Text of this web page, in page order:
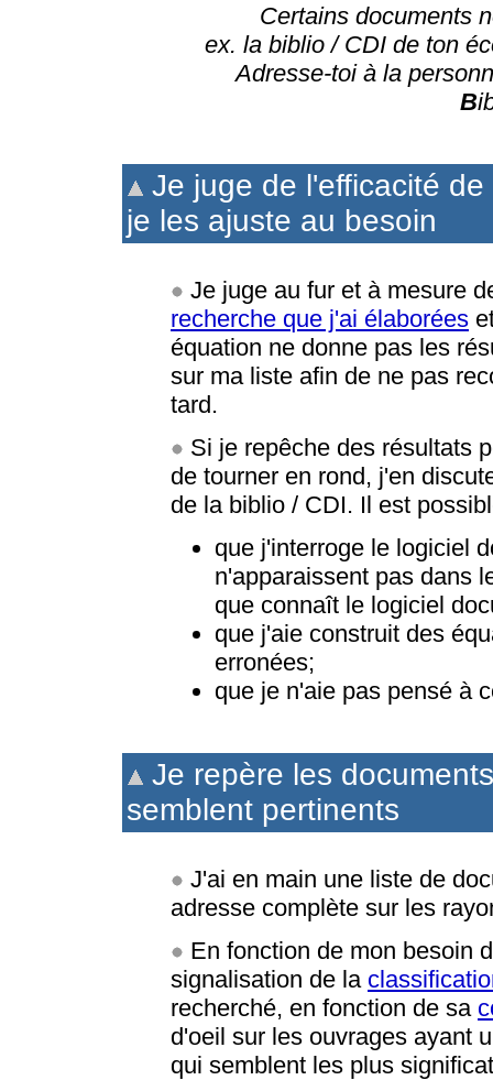
Certains documents
ex. la biblio / CDI de ton
Adresse-toi à la
B
Je juge de l'efficacité
je les ajuste au besoin
Je juge au fur et à mesure
recherche que j'ai élaborées
équation ne donne pas les
sur ma liste afin de ne pas
tard.
Si je repêche des résultats
de tourner en rond, j'en
de la biblio / CDI. Il est
que j'interroge le logiciel
n'apparaissent pas dans
que connaît le logiciel
que j'aie construit des
erronées;
que je n'aie pas pensé à
Je repère les
semblent pertinents
J'ai en main une liste de
adresse complète sur les
En fonction de mon besoin
signalisation de la
recherché, en fonction de sa
d'oeil sur les ouvrages ayant
qui semblent les plus